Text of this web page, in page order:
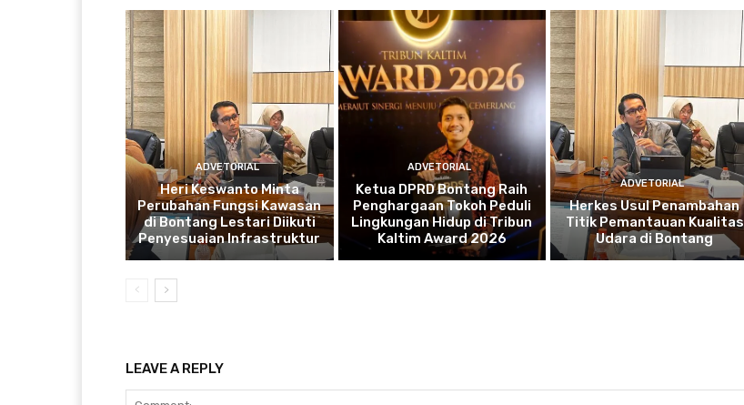
ADVETORIAL
Heri Keswanto Minta
Perubahan Fungsi Kawasan
di Bontang Lestari Diikuti
Penyesuaian Infrastruktur
ADVETORIAL
Ketua DPRD Bontang Raih
Penghargaan Tokoh Peduli
Lingkungan Hidup di Tribun
Kaltim Award 2026
ADVETORIAL
Herkes Usul Penambahan
Titik Pemantauan Kualitas
Udara di Bontang
LEAVE A REPLY